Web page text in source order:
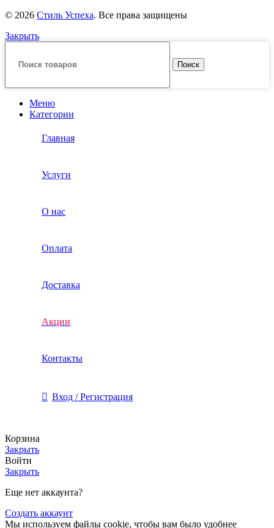
© 2026 Стиль Успеха. Все права защищены
Закрыть
Поиск
Меню
Категории
Главная
Услуги
О нас
Оплата
Доставка
Акции
Контакты
Вход / Регистрация
Корзина
Закрыть
Войти
Закрыть
Еще нет аккаунта?
Создать аккаунт
Мы используем файлы cookie, чтобы вам было удобнее